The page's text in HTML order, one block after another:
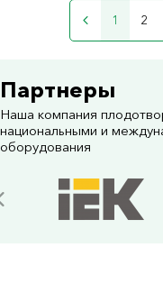
1 2
Партнеры
Наша компания
национальными и
оборудования